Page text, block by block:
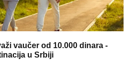
vaučer od 10.000 dinara -
u Srbiji